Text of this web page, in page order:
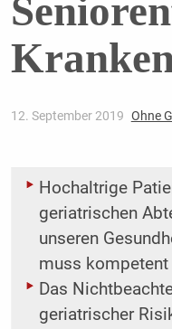
12. September 2019 Ohne
Hochaltrige
geriatrischen
unseren
muss kompetent
Das
geriatrischer